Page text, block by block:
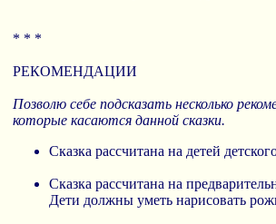
* * *
РЕКОМЕНДАЦИИ
Позволю себе подсказать несколько
которые касаются данной сказки.
Сказка рассчитана на детей
Cказка рассчитана на
Дети должны уметь нарисовать